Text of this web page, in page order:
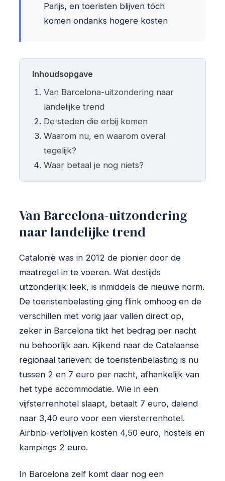
Parijs, en toeristen blijven tóch
komen ondanks hogere kosten
Inhoudsopgave
Van Barcelona-uitzondering naar
landelijke trend
De steden die erbij komen
Waarom nu, en waarom overal
tegelijk?
Waar betaal je nog niets?
Van Barcelona-uitzondering
naar landelijke trend
Catalonië was in 2012 de pionier door de
maatregel in te voeren. Wat destijds
uitzonderlijk leek, is inmiddels de nieuwe norm.
De toeristenbelasting ging flink omhoog en de
verschillen met vorig jaar vallen direct op,
zeker in Barcelona tikt het bedrag per nacht
nu behoorlijk aan. Kijkend naar de Catalaanse
regionaal tarieven: de toeristenbelasting is nu
tussen 2 en 7 euro per nacht, afhankelijk van
het type accommodatie. Wie in een
vijfsterrenhotel slaapt, betaalt 7 euro, dalend
naar 3,40 euro voor een viersterrenhotel.
Airbnb-verblijven kosten 4,50 euro, hostels en
kampings 2 euro.
In Barcelona zelf komt daar nog een